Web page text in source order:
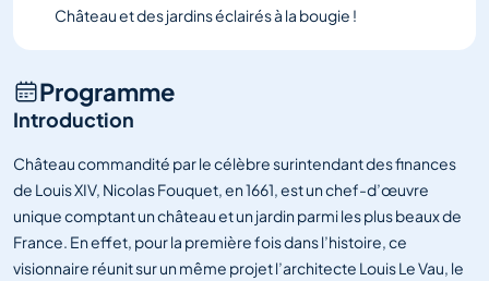
Château et des jardins éclairés à la bougie !
Programme
Introduction
Château commandité par le célèbre surintendant des finances
de Louis XIV, Nicolas Fouquet, en 1661, est un chef-d’œuvre
unique comptant un château et un jardin parmi les plus beaux de
France. En effet, pour la première fois dans l’histoire, ce
visionnaire réunit sur un même projet l’architecte Louis Le Vau, le